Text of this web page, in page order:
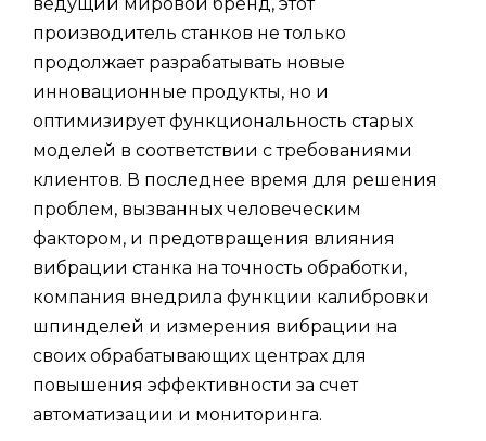
производитель станков не только
продолжает разрабатывать новые
инновационные продукты, но и
оптимизирует функциональность старых
моделей в соответствии с требованиями
клиентов. В последнее время для решения
проблем, вызванных человеческим
фактором, и предотвращения влияния
вибрации станка на точность обработки,
компания внедрила функции калибровки
шпинделей и измерения вибрации на
своих обрабатывающих центрах для
повышения эффективности за счет
автоматизации и мониторинга.